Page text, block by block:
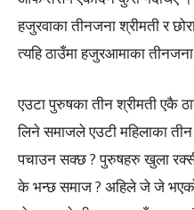
हजुरवाका तीनजना श्रीमती र
त्यहि ठाउँमा हजुरआमाका
एउटा पुरुषका तीन श्रीमती एकै
लिने समाजले एउटी महिलाका
पचाउन सक्छ ? पुरुषहरु खुला
के भन्छ समाज ? अहिले जे जे